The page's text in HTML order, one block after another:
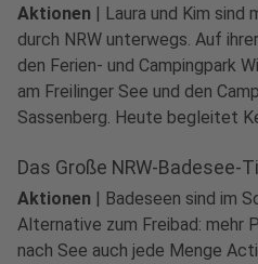
Aktionen | Laura und Kim sind
durch NRW unterwegs. Auf
den Ferien- und Campingpark
am Freilinger See und den
Sassenberg. Heute begleitet
Das Große NRW-Badesee-
Aktionen | Badeseen sind im
Alternative zum Freibad: mehr
nach See auch jede Menge